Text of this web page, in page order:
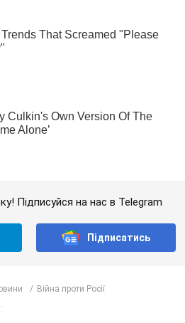
Підписуйся на нас в Telegram
Підписатись
Війна проти Росії